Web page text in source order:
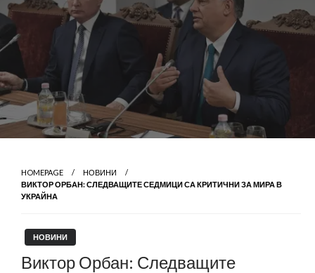
HOMEPAGE
НОВИНИ
ВИКТОР ОРБАН: СЛЕДВАЩИТЕ СЕДМИЦИ СА КРИТИЧНИ ЗА МИРА В
УКРАЙНА
НОВИНИ
Виктор Орбан: Следващите